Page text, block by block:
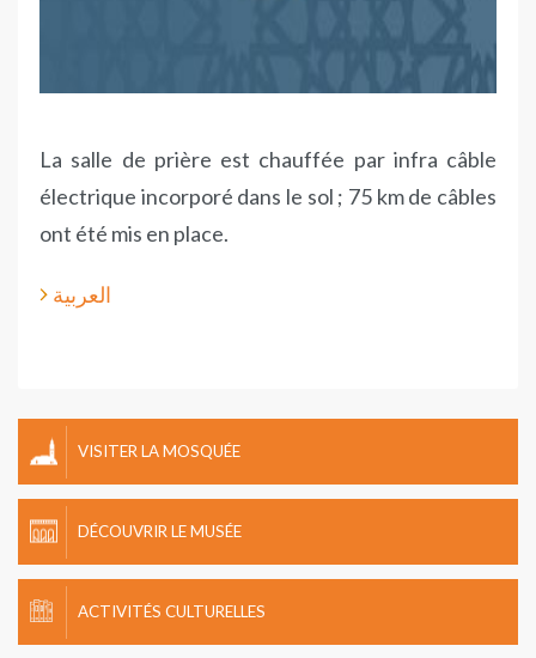
La salle de prière est chauffée par infra câble
électrique incorporé dans le sol ; 75 km de câbles
ont été mis en place.
العربية
VISITER LA MOSQUÉE
DÉCOUVRIR LE MUSÉE
ACTIVITÉS CULTURELLES